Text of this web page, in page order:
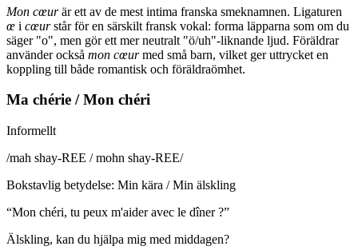
Mon cœurär ett av de mest intima franska smeknamnen. Ligaturen
œ i cœurstår för en särskilt fransk vokal: forma läpparna som om du
säger "o", men gör ett mer neutralt "ö/uh"-liknande ljud. Föräldrar
använder också mon cœurmed små barn, vilket ger uttrycket en
koppling till både romantisk och föräldraömhet.
Ma chérie / Mon chéri
Informellt
/mah shay-REE / mohn shay-REE/
Bokstavlig betydelse: Min kära / Min älskling
“Mon chéri, tu peux m'aider avec le dîner ?”
Älskling, kan du hjälpa mig med middagen?